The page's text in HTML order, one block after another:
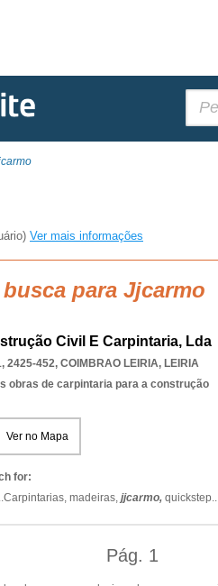
Ver mais informações
para Jjcarmo
Civil E Carpintaria, Lda
2425-452, COIMBRAO LEIRIA, LEIRIA
obras de carpintaria para a construção
Ver no Mapa
for:
Carpintarias, madeiras, jjcarmo, quickstep
Pág. 1